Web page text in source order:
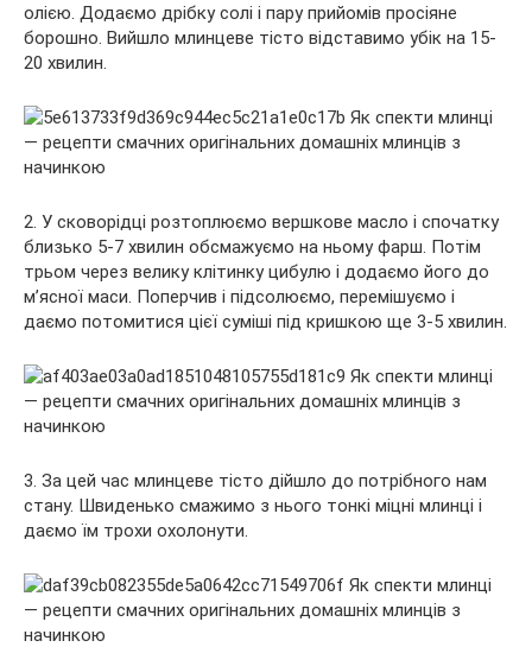
олією. Додаємо дрібку солі і пару прийомів просіяне
борошно. Вийшло млинцеве тісто відставимо убік на 15-
20 хвилин.
2. У сковорідці розтоплюємо вершкове масло і спочатку
близько 5-7 хвилин обсмажуємо на ньому фарш. Потім
трьом через велику клітинку цибулю і додаємо його до
м’ясної маси. Поперчив і підсолюємо, перемішуємо і
даємо потомитися цієї суміші під кришкою ще 3-5 хвилин.
3. За цей час млинцеве тісто дійшло до потрібного нам
стану. Швиденько смажимо з нього тонкі міцні млинці і
даємо їм трохи охолонути.